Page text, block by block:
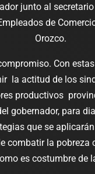
junto al
de
Orozco.
Con
la actitud de los
productivos
gobernador, para
que se
combatir la pobreza
es costumbre de